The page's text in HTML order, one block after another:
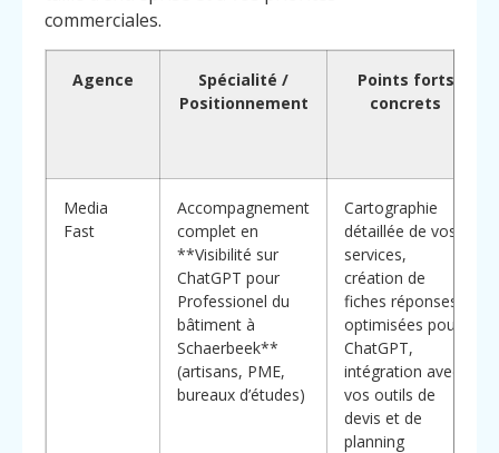
commerciales.
Agence
Spécialité /
Positionnement
Points forts
concrets
Media
Fast
Accompagnement
complet en
**Visibilité sur
ChatGPT pour
Professionel du
bâtiment à
Schaerbeek**
(artisans, PME,
bureaux d’études)
Cartographie
détaillée de vos
services,
création de
fiches réponses
optimisées pour
ChatGPT,
intégration avec
vos outils de
devis et de
planning